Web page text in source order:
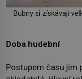
Bubny si získávají
Doba hudební
Postupem času jim